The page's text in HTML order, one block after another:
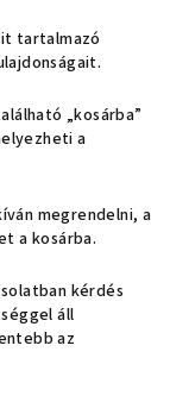
tartalmazó
„kosárba”
a
megrendelni, a
a kosárba.
kérdés
áll
az